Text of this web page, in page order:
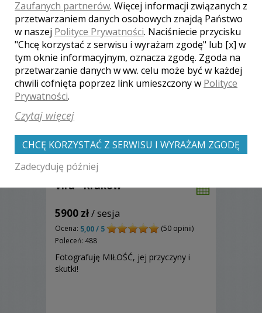
Zobacz więcej
Vira - Kraków
5900 zł/ sesja
Ocena: 5,00 / 5
(50 opinii)
Poleceń: 488
Fotografuję MIŁOŚĆ, jej przyczyny i
skutki!
Zaufanych partnerów. Więcej informacji związanych z
przetwarzaniem danych osobowych znajdą Państwo
w naszej Polityce Prywatności. Naciśniecie przycisku
"Chcę korzystać z serwisu i wyrażam zgodę" lub [x] w
tym oknie informacyjnym, oznacza zgodę. Zgoda na
przetwarzanie danych w ww. celu może być w każdej
chwili cofnięta poprzez link umieszczony w Polityce
Prywatności.
Czytaj więcej
CHCĘ KORZYSTAĆ Z SERWISU I WYRAŻAM ZGODĘ
Zadecyduję później